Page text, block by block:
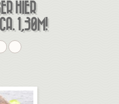
HIER M
1,30M!